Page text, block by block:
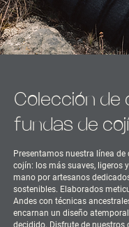
Colección de
fundas de
Presentamos nuestra línea
cojín: los más suaves, ligeros
mano por artesanos
sostenibles. Elaborados
Andes con técnicas
encarnan un diseño